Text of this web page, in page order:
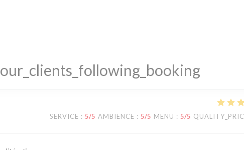
SERVICE : 5/5 AMBIENCE : 5/5 MENU : 5/5